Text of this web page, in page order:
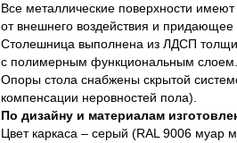
Все металлические поверхности
от внешнего воздействия и
Столешница выполнена из ЛДСП
с полимерным функциональным слоем.
Опоры стола снабжены скрытой
компенсации неровностей пола).
По дизайну и материалам
Цвет каркаса – серый (RAL 9006 муар